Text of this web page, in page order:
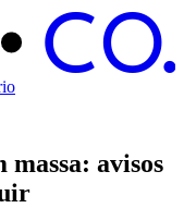
C O.
massa: avisos